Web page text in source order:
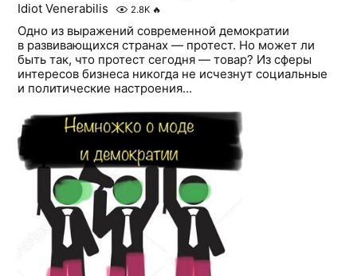
Idiot Venerabilis 2.8K 🔥
Одно из выражений современной демократии
в развивающихся странах — протест. Но может ли
быть так, что протест сегодня — товар? Из сферы
интересов бизнеса никогда не исчезнут социальные
и политические настроения...